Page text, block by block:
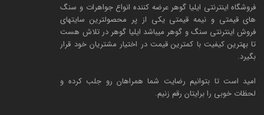
فروشگاه اینترنتی ایلیا گوهر عرضه کننده انواع جواهرات و سنگ
های قیمتی و نیمه قیمتی یکی از پر محصولترین سایتهای
فروش اینترنتی سنگ و گوهر میباشد ایلیا گوهر در تلاش هست
تا بهترین کیفیت با کمترین قیمت در اختیار مشتریان خود قرار
بگیرد.
امید است تا بتوانیم رضایت شما همراهان رو جلب کرده و
لحظات خوبی را برایتان رقم زنیم.